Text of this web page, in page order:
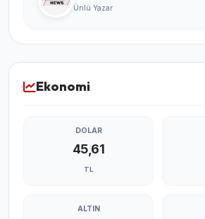
Ünlü Yazar
Ekonomi
DOLAR
45,61
TL
ALTIN